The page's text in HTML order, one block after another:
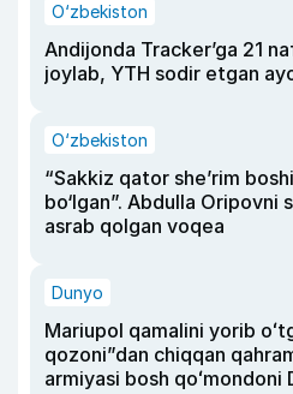
O‘zbekiston
Andijonda Tracker’ga 21
joylab, YTH sodir etgan
O‘zbekiston
“Sakkiz qator she’rim
bo‘lgan”. Abdulla Oripovni
asrab qolgan voqea
Dunyo
Mariupol qamalini yorib
qozoni”dan chiqqan
armiyasi bosh qoʻmondoni